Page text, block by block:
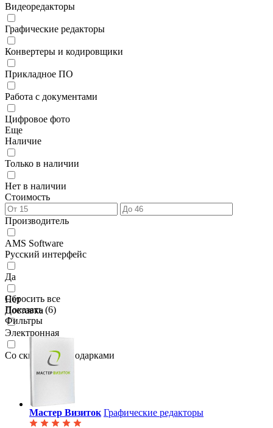
Видеоредакторы
Графические редакторы
Конвертеры и кодировщики
Прикладное ПО
Работа с документами
Цифровое фото
Еще
Наличие
Только в наличии
Нет в наличии
Стоимость
Производитель
AMS Software
Русский интерфейс
Да
Нет
Доставка
Электронная
Со скидками и подарками
Сбросить все
Показать (6)
Фильтры
Мастер Визиток Графические редакторы